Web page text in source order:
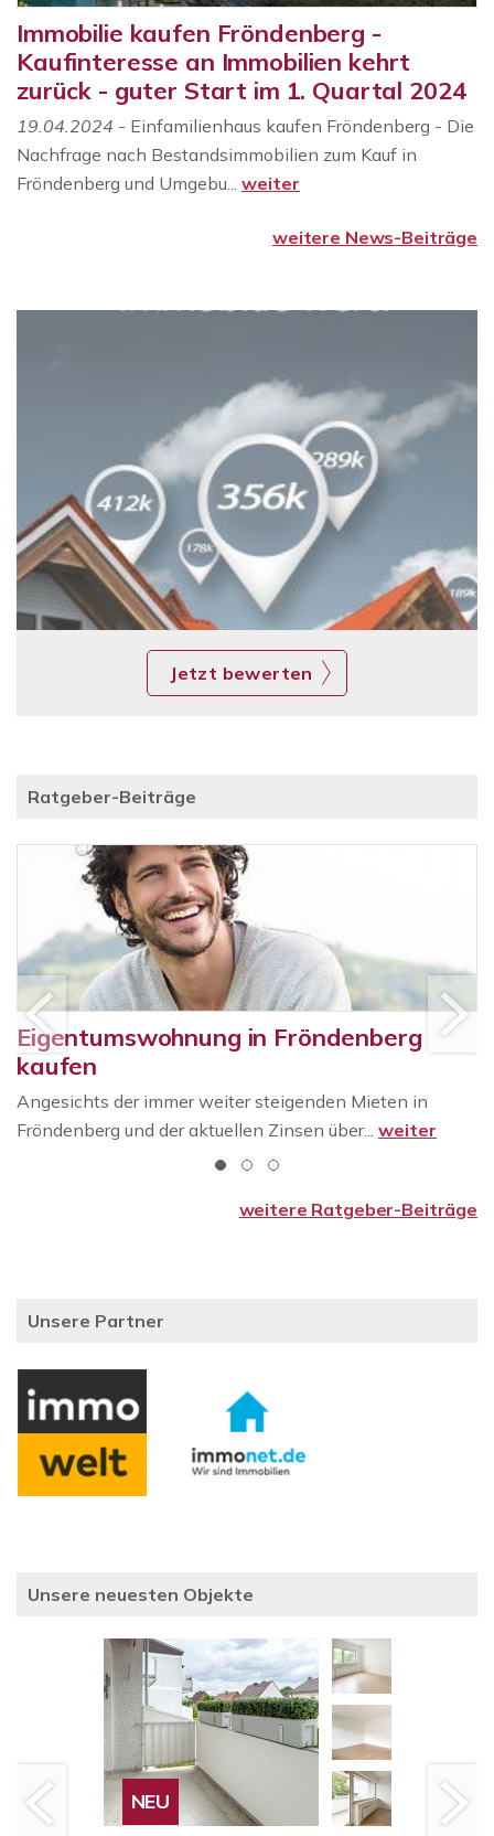
Immobilie kaufen Fröndenberg -
Kaufinteresse an Immobilien kehrt
zurück - guter Start im 1. Quartal 2024
19.04.2024 - Einfamilienhaus kaufen Fröndenberg - Die
Nachfrage nach Bestandsimmobilien zum Kauf in
Fröndenberg und Umgebu... weiter
weitere News-Beiträge
Jetzt bewerten
Ratgeber-Beiträge
Eigentumswohnung in Fröndenberg
kaufen
Angesichts der immer weiter steigenden Mieten in
Fröndenberg und der aktuellen Zinsen über... weiter
weitere Ratgeber-Beiträge
Unsere Partner
Unsere neuesten Objekte
NEU